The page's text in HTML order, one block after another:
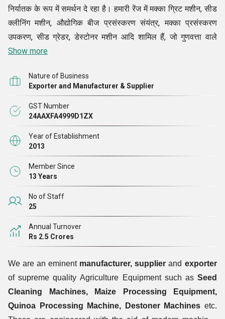
निर्यातक के रूप में समर्थन दे रहा है। हमारी रेंज में मक्का ग्रिट मशीन, सीड
क्लीनिंग मशीन, औद्योगिक बीज प्रसंस्करण संयंत्र, मक्का प्रसंस्करण
उपकरण, सीड ग्रेडर, डेस्टोनर मशीन आदि शामिल हैं, जो गुणवत्ता वाले
परीक्षण किए गए स्पेयर पार्ट्स और धातुओं और मिश्र धातुओं के घटकों का
किया गया है। बड़ी संख्या में खाद्य प्रसंस्करण कंपनियां अपने शानदार
प्रदर्शन, उपयोगकर्ता के अनुकूल कार्यों, लंबे जीवन और एर्गोनोमिक डिजाइनों
के कारण नियमित रूप से हमारे उत्पादों की मांग
करती हैं।
हम केवल वाणिज्यिक पूछताछ स्वीकार करते हैं
Show more
Nature of Business
Exporter and Manufacturer & Supplier
GST Number
24AAXFA4999D1ZX
Year of Establishment
2013
Member Since
13 Years
No of Staff
25
Annual Turnover
Rs 2.5 Crores
We are an eminent manufacturer, supplier and exporter
of supreme quality Agriculture Equipment such as Seed
Cleaning Machines, Maize Processing Equipment,
Quinoa Processing Machine, Destoner Machines etc.